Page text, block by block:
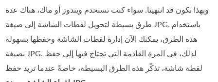
وبهذا نكون قد انتهينا. سواء كنت تستخدم ويندوز أو ماك، هناك عدة
طرق بسيطة لتحويل لقطات الشاشة إلى صيغة JPG. باستخدام
هذه الطرق، يمكنك الآن إدارة لقطات الشاشة وحفظها بسهولة
بصيغة JPG. لذلك، في المرة القادمة التي تحتاج فيها إلى حفظ
لقطة شاشة، تذكّر هذه الطرق البسيطة، خاصةً عندما تريد حفظ